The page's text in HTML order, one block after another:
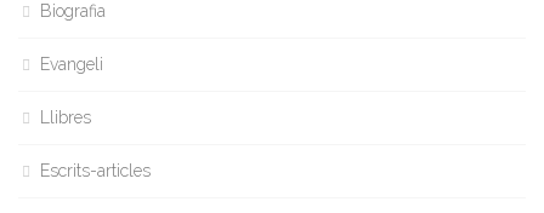
Biografia
Evangeli
Llibres
Escrits-articles